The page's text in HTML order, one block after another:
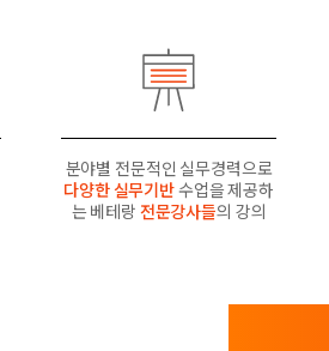
분야별 전문적인 실무경력으로
다양한 실무기반수업을 제공하
는 베테랑 전문강사들의 강의